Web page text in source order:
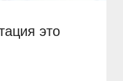
это